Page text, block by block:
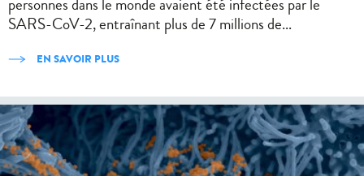
SARS-CoV-2, entraînant plus de 7 millions de...
EN SAVOIR PLUS